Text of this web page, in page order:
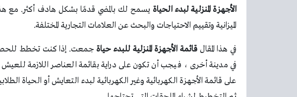
الأجهزة المنزلية لبدء الحياة يسمح لك بالمضي قدمًا بشكل هادف أكثر. مع
الميزانية وتقييم الاحتياجات والبحث عن العلامات التجارية المختلفة.
في هذا المقال قائمة الأجهزة المنزلية للبدء حياة جمعت. إذا كنت تخطط
في مدينة أخرى ، فيجب أن تكون على دراية بقائمة العناصر اللازمة للعيش
على قائمة الأجهزة الكهربائية وغير الكهربائية لبدء التعايش أو الحياة